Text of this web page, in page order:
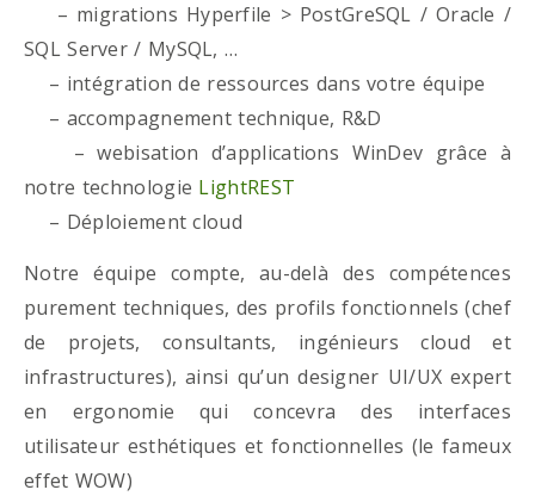
– migrations Hyperfile > PostGreSQL / Oracle /
SQL Server / MySQL, …
– intégration de ressources dans votre équipe
– accompagnement technique, R&D
– webisation d’applications WinDev grâce à
notre technologie LightREST
– Déploiement cloud
Notre équipe compte, au-delà des compétences
purement techniques, des profils fonctionnels (chef
de projets, consultants, ingénieurs cloud et
infrastructures), ainsi qu’un designer UI/UX expert
en ergonomie qui concevra des interfaces
utilisateur esthétiques et fonctionnelles (le fameux
effet WOW)